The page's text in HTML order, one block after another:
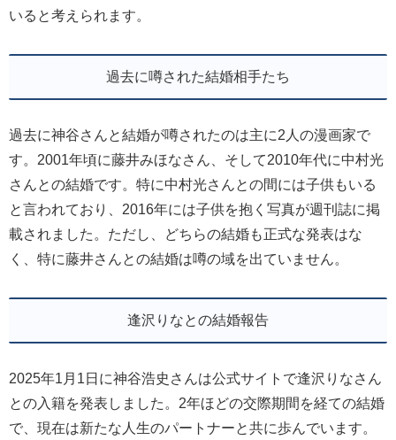
いると考えられます。
過去に噂された結婚相手たち
過去に神谷さんと結婚が噂されたのは主に2人の漫画家で
す。2001年頃に藤井みほなさん、そして2010年代に中村光
さんとの結婚です。特に中村光さんとの間には子供もいる
と言われており、2016年には子供を抱く写真が週刊誌に掲
載されました。ただし、どちらの結婚も正式な発表はな
く、特に藤井さんとの結婚は噂の域を出ていません。
逢沢りなとの結婚報告
2025年1月1日に神谷浩史さんは公式サイトで逢沢りなさん
との入籍を発表しました。2年ほどの交際期間を経ての結婚
で、現在は新たな人生のパートナーと共に歩んでいます。